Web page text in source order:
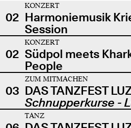
02
KONZERT
Harmoniemusik
Session
02
KONZERT
Südpol meets
People
03
ZUM MITMACHEN
DAS TANZFEST
Schnupperkurse -
TANZ